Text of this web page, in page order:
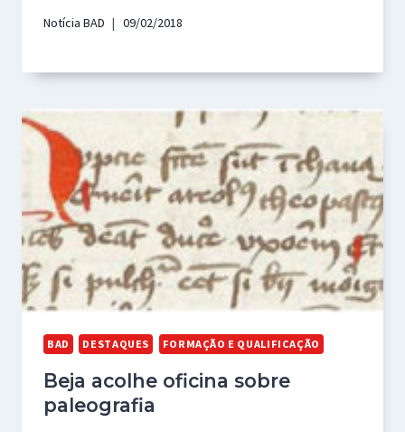
Notícia BAD 09/02/2018
BAD DESTAQUES FORMAÇÃO E QUALIFICAÇÃO
Beja acolhe oficina sobre
paleografia